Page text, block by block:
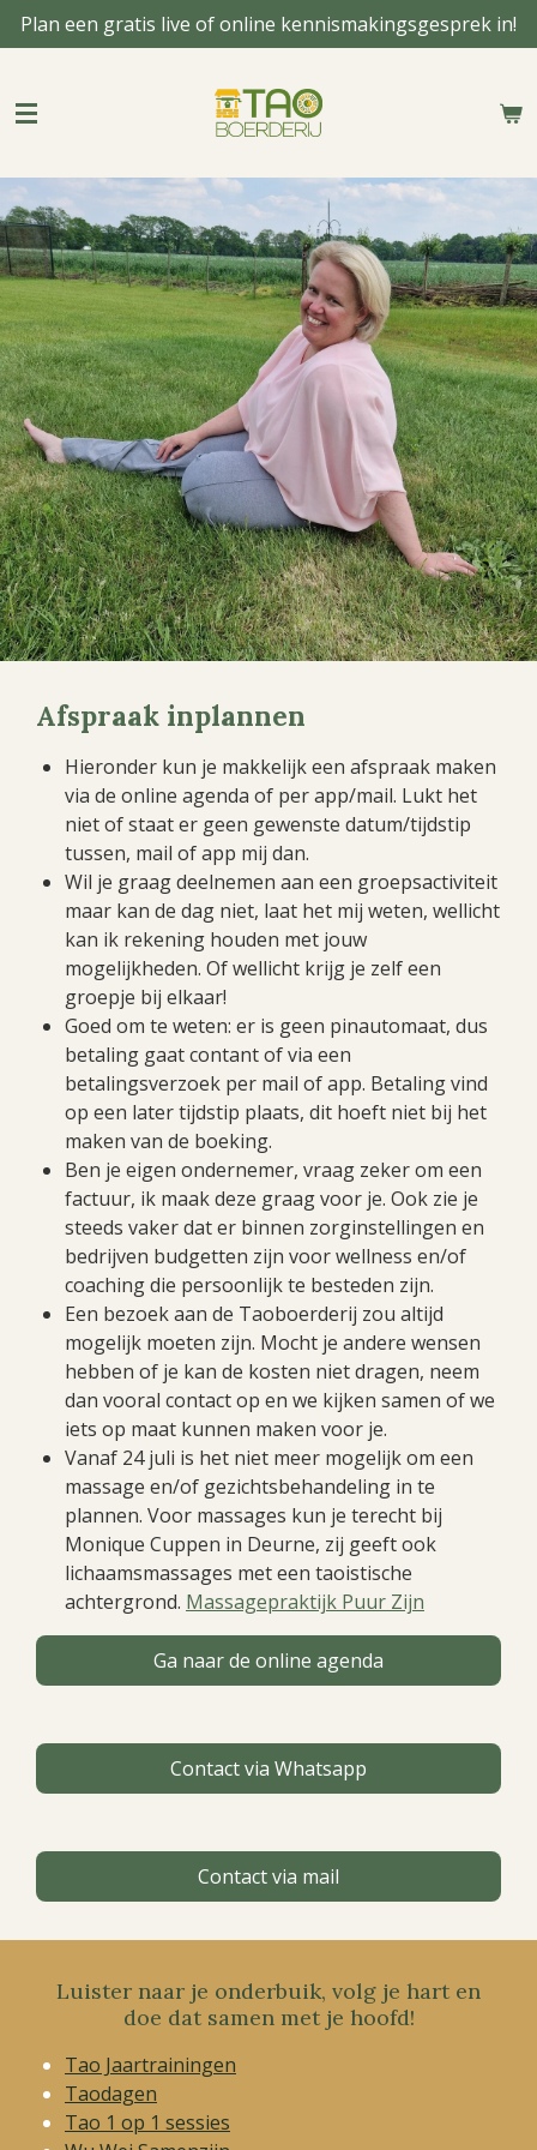
Ga
direct
de
Plan een gratis live of online kennismakingsgesprek in!
Afspraak inplannen
Hieronder kun je makkelijk een afspraak maken
via de online agenda of per app/mail. Lukt het
niet of staat er geen gewenste datum/tijdstip
tussen, mail of app mij dan.
Wil je graag deelnemen aan een groepsactiviteit
maar kan de dag niet, laat het mij weten, wellicht
kan ik rekening houden met jouw
mogelijkheden. Of wellicht krijg je zelf een
groepje bij elkaar!
Goed om te weten: er is geen pinautomaat, dus
betaling gaat contant of via een
betalingsverzoek per mail of app. Betaling vind
op een later tijdstip plaats, dit hoeft niet bij het
maken van de boeking.
Ben je eigen ondernemer, vraag zeker om een
factuur, ik maak deze graag voor je. Ook zie je
steeds vaker dat er binnen zorginstellingen en
bedrijven budgetten zijn voor wellness en/of
coaching die persoonlijk te besteden zijn.
Een bezoek aan de Taoboerderij zou altijd
mogelijk moeten zijn. Mocht je andere wensen
hebben of je kan de kosten niet dragen, neem
dan vooral contact op en we kijken samen of we
iets op maat kunnen maken voor je.
Vanaf 24 juli is het niet meer mogelijk om een
massage en/of gezichtsbehandeling in te
plannen. Voor massages kun je terecht bij
Monique Cuppen in Deurne, zij geeft ook
lichaamsmassages met een taoistische
achtergrond. Massagepraktijk Puur Zijn
Ga naar de online agenda
Contact via Whatsapp
Contact via mail
Luister naar je onderbuik, volg je hart en
doe dat samen met je hoofd!
Tao Jaartrainingen
Taodagen
Tao 1 op 1 sessies